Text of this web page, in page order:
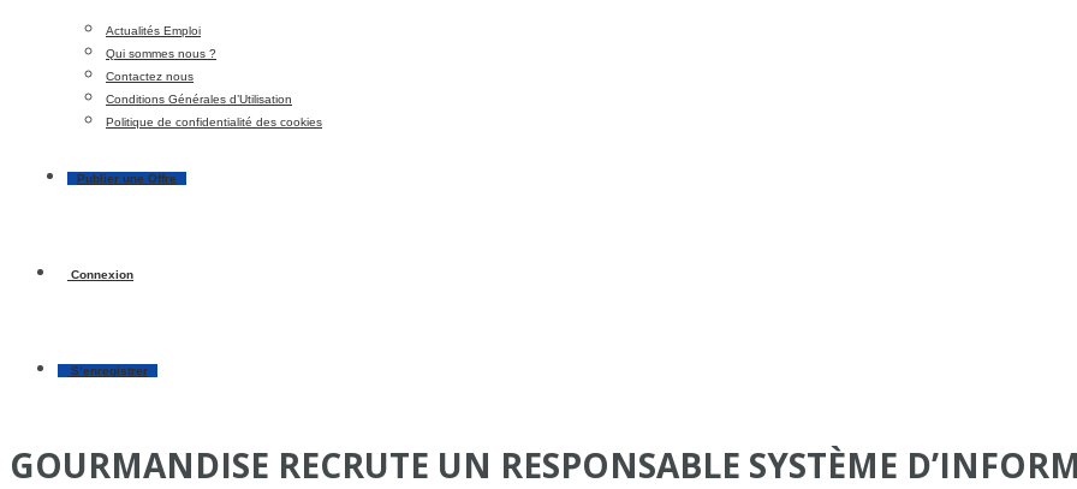
Actualités Emploi
Qui sommes nous ?
Contactez nous
Conditions Générales d’Utilisation
Politique de confidentialité des cookies
Publier une Offre
Connexion
S’enregistrer
GOURMANDISE RECRUTE UN RESPONSABLE SYSTÈME